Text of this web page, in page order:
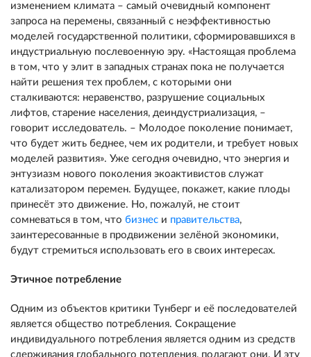
изменением климата – самый очевидный компонент
запроса на перемены, связанный с неэффективностью
моделей государственной политики, сформировавшихся в
индустриальную послевоенную эру. «Настоящая проблема
в том, что у элит в западных странах пока не получается
найти решения тех проблем, с которыми они
сталкиваются: неравенство, разрушение социальных
лифтов, старение населения, деиндустриализация, –
говорит исследователь. – Молодое поколение понимает,
что будет жить беднее, чем их родители, и требует новых
моделей развития». Уже сегодня очевидно, что энергия и
энтузиазм нового поколения экоактивистов служат
катализатором перемен. Будущее, покажет, какие плоды
принесёт это движение. Но, пожалуй, не стоит
сомневаться в том, что бизнес и правительства,
заинтересованные в продвижении зелёной экономики,
будут стремиться использовать его в своих интересах.
Этичное потребление
Одним из объектов критики Тунберг и её последователей
является общество потребления. Сокращение
индивидуального потребления является одним из средств
сдерживания глобального потепления, полагают они. И эту